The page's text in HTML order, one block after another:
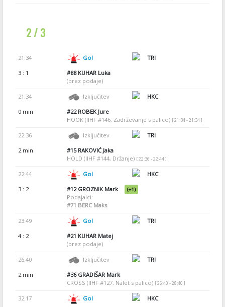
2 / 3
21:34 Gol
TRI
3 : 1
#88KUHAR Luka
(brez podaje)
21:34 Izključitev
HKC
0 min
#22ROBEK Jure
HOOK (IIHF #146, Zadrževanje s palico) [ 21:34 - 21:34 ]
22:36 Izključitev
TRI
2 min
#15RAKOVIĆ Jaka
HOLD (IIHF #144, Držanje) [ 22:36 - 22:44 ]
22:44 Gol
HKC
3 : 2
#12GROZNIK Mark (+1)
Podajalci:
#71 BERC Maks
23:49 Gol
TRI
4 : 2
#21 KUHAR Matej
(brez podaje)
26:40 Izključitev
TRI
2 min
#36GRADIŠAR Mark
CROSS (IIHF #127, Nalet s palico) [ 26:40 - 28:40 ]
32:17 Gol HKC